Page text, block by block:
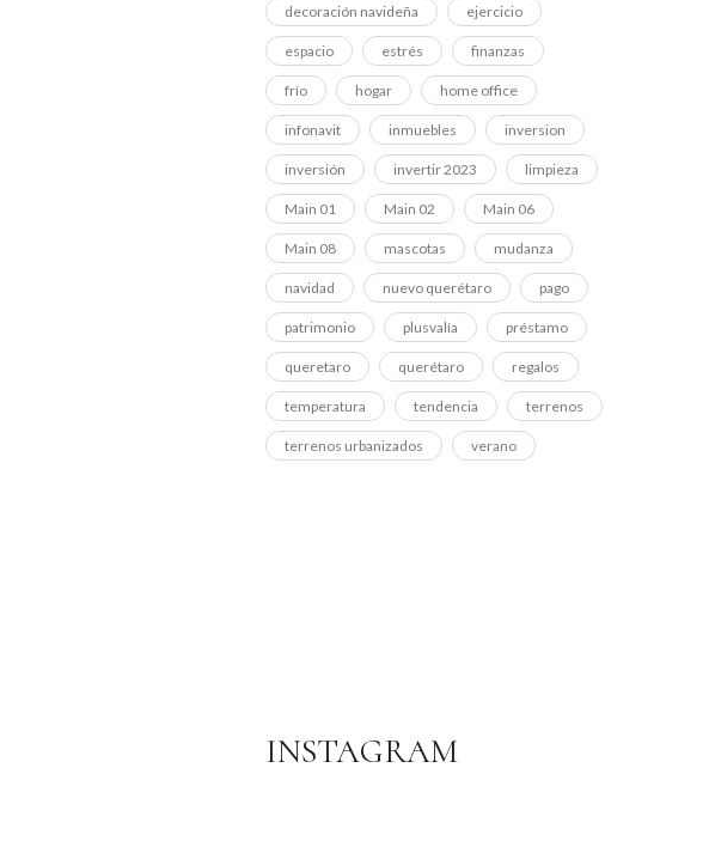
decoración navideña ejercicio
espacio estrés finanzas
frío hogar home office
infonavit inmuebles inversion
inversión invertir 2023 limpieza
Main 01 Main 02 Main 06
Main 08 mascotas mudanza
navidad nuevo querétaro pago
patrimonio plusvalía préstamo
queretaro querétaro regalos
temperatura tendencia terrenos
terrenos urbanizados verano
INSTAGRAM